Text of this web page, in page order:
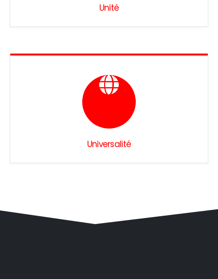
Unité
Universalité